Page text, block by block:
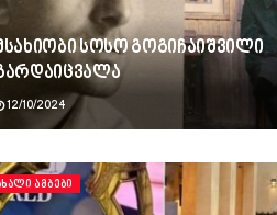
სოსო გოგიჩაიშვილი
12/10/2024
ᲐᲛᲑᲔᲑᲘ